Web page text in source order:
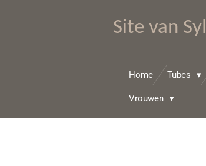
Site van Syl
Home Tubes
Vrouwen